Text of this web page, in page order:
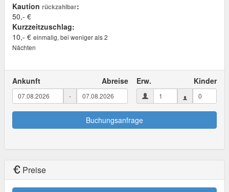
Kaution rückzahlbar:
50,- €
Kurzzeitzuschlag:
10,- € einmalig, bei weniger als 2
Nächten
Ankunft Abreise
-
Erw. Kinder
Buchungsanfrage
Preise